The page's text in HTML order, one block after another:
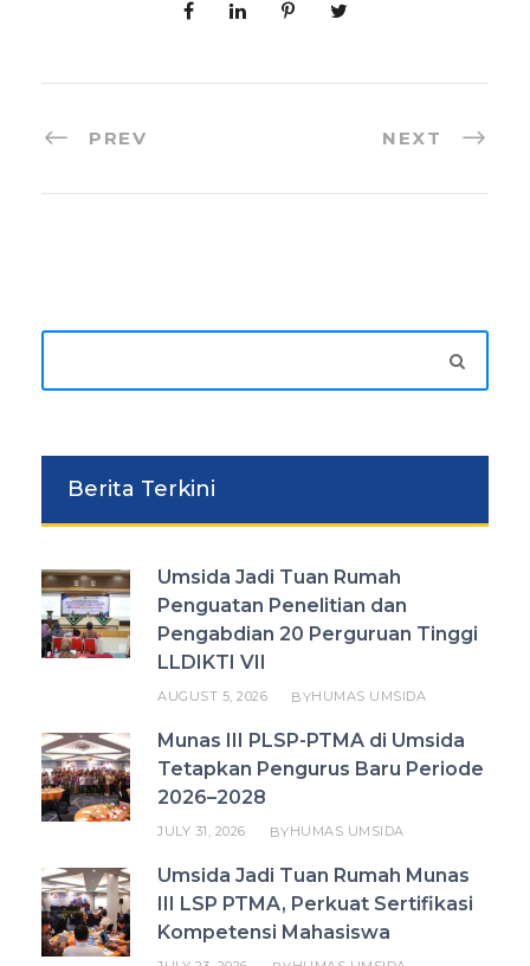
PREV NEXT
Berita Terkini
Umsida Jadi Tuan Rumah
Penguatan Penelitian dan
Pengabdian 20 Perguruan Tinggi
LLDIKTI VII
AUGUST 5, 2026 BYHUMAS UMSIDA
Munas III PLSP-PTMA di Umsida
Tetapkan Pengurus Baru Periode
2026–2028
JULY 31, 2026 BYHUMAS UMSIDA
Umsida Jadi Tuan Rumah Munas
III LSP PTMA, Perkuat Sertifikasi
Kompetensi Mahasiswa